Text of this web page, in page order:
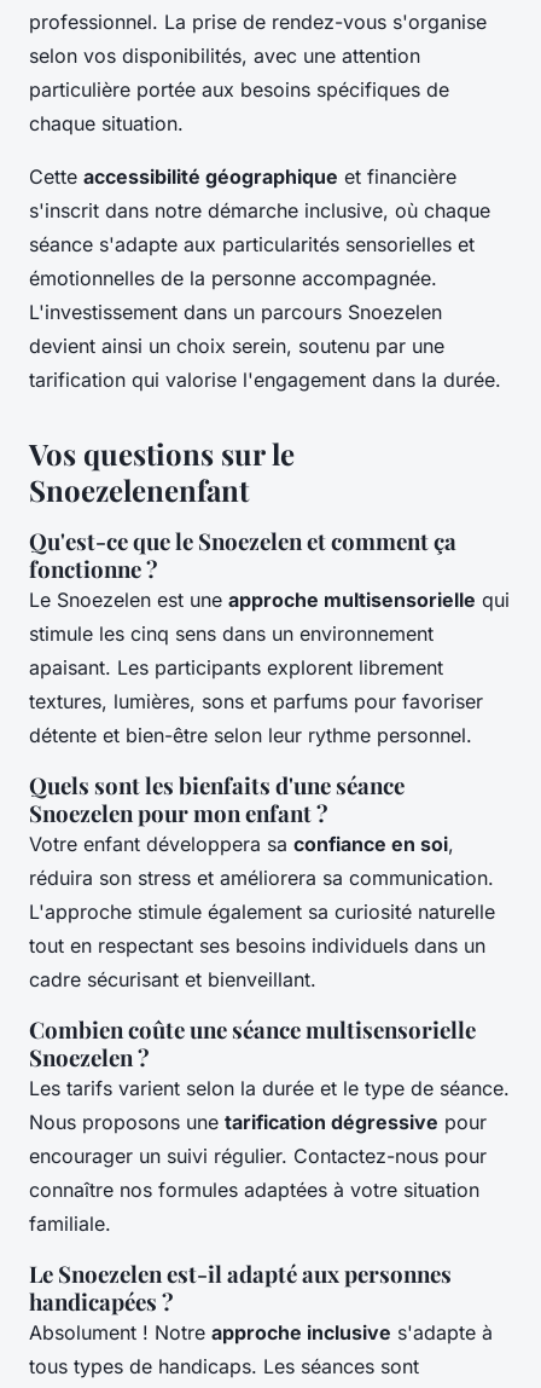
professionnel. La prise de rendez-vous s'organise
selon vos disponibilités, avec une attention
particulière portée aux besoins spécifiques de
chaque situation.
Cette accessibilité géographique et financière
s'inscrit dans notre démarche inclusive, où chaque
séance s'adapte aux particularités sensorielles et
émotionnelles de la personne accompagnée.
L'investissement dans un parcours Snoezelen
devient ainsi un choix serein, soutenu par une
tarification qui valorise l'engagement dans la durée.
Vos questions sur le
Snoezelenenfant
Qu'est-ce que le Snoezelen et comment ça
fonctionne ?
Le Snoezelen est une approche multisensorielle qui
stimule les cinq sens dans un environnement
apaisant. Les participants explorent librement
textures, lumières, sons et parfums pour favoriser
détente et bien-être selon leur rythme personnel.
Quels sont les bienfaits d'une séance
Snoezelen pour mon enfant ?
Votre enfant développera sa confiance en soi,
réduira son stress et améliorera sa communication.
L'approche stimule également sa curiosité naturelle
tout en respectant ses besoins individuels dans un
cadre sécurisant et bienveillant.
Combien coûte une séance multisensorielle
Snoezelen ?
Les tarifs varient selon la durée et le type de séance.
Nous proposons une tarification dégressive pour
encourager un suivi régulier. Contactez-nous pour
connaître nos formules adaptées à votre situation
familiale.
Le Snoezelen est-il adapté aux personnes
handicapées ?
Absolument ! Notre approche inclusive s'adapte à
tous types de handicaps. Les séances sont